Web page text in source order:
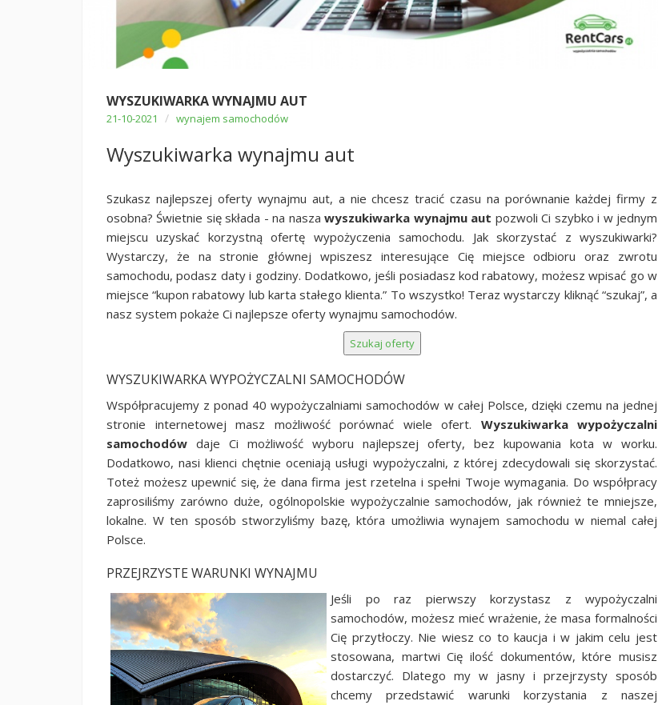
WYSZUKIWARKA WYNAJMU AUT
21-10-2021 / wynajem samochodów
Wyszukiwarka wynajmu aut
Szukasz najlepszej oferty wynajmu aut, a nie chcesz tracić czasu na porównanie każdej firmy z
osobna? Świetnie się składa - na naszawyszukiwarka wynajmu aut pozwoli Ci szybko i w jednym
miejscu uzyskać korzystną ofertę wypożyczenia samochodu. Jak skorzystać z wyszukiwarki?
Wystarczy, że na stronie głównej wpiszesz interesujące Cię miejsce odbioru oraz zwrotu
samochodu, podasz daty i godziny. Dodatkowo, jeśli posiadasz kod rabatowy, możesz wpisać go w
miejsce “kupon rabatowy lub karta stałego klienta.” To wszystko! Teraz wystarczy kliknąć “szukaj”, a
nasz system pokaże Ci najlepsze oferty wynajmu samochodów.
WYSZUKIWARKA WYPOŻYCZALNI SAMOCHODÓW
Współpracujemy z ponad 40 wypożyczalniami samochodów w całej Polsce, dzięki czemu na jednej
stronie internetowej masz możliwość porównać wiele ofert. Wyszukiwarka wypożyczalni
samochodów daje Ci możliwość wyboru najlepszej oferty, bez kupowania kota w worku.
Dodatkowo, nasi klienci chętnie oceniają usługi wypożyczalni, z której zdecydowali się skorzystać.
Toteż możesz upewnić się, że dana firma jest rzetelna i spełni Twoje wymagania. Do współpracy
zaprosiliśmy zarówno duże, ogólnopolskie wypożyczalnie samochodów, jak również te mniejsze,
lokalne. W ten sposób stworzyliśmy bazę, która umożliwia wynajem samochodu w niemal całej
Polsce.
PRZEJRZYSTE WARUNKI WYNAJMU
Jeśli po raz pierwszy korzystasz z wypożyczalni
samochodów, możesz mieć wrażenie, że masa formalności
Cię przytłoczy. Nie wiesz co to kaucja i w jakim celu jest
stosowana, martwi Cię ilość dokumentów, które musisz
dostarczyć. Dlatego my w jasny i przejrzysty sposób
chcemy przedstawić warunki korzystania z naszej